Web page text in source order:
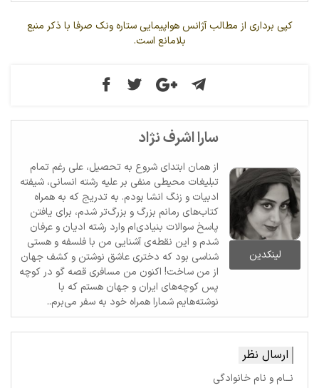
کپی برداری از مطالب آژانس هواپیمایی ستاره ونک صرفا با ذکر منبع
بلامانع است.
لینکدین
سارا اشرف نژاد
از همان ابتدای شروع به تحصیل، علی رغم تمام
تبلیغات محیطی منفی بر علیه رشته انسانی، شیفته
ادبیات و زنگ انشا بودم. به تدریج که به همراه
کتاب‌های رمانم بزرگ‌ و بزرگ‌تر شدم، برای یافتن
پاسخ سوالات بنیادی‌ام وارد رشته ادیان و عرفان
شدم و این نقطه‌ی آشنایی من با فلسفه و هستی
شناسی بود که دختری عاشق نوشتن و کشف جهان
از من ساخت! اکنون من مسافری قصه گو در کوچه
پس کوچه‌های ایران و جهان هستم که با
نوشته‌هایم شمارا همراه خود به سفر می‌برم..
ارسال نظر
نــام و نام خانوادگی